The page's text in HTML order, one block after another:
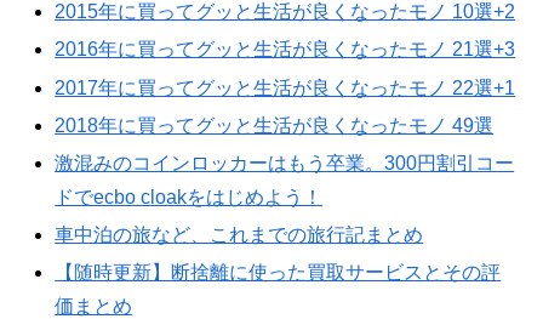
2015年に買ってグッと生活が良くなったモノ 10選+2
2016年に買ってグッと生活が良くなったモノ 21選+3
2017年に買ってグッと生活が良くなったモノ 22選+1
2018年に買ってグッと生活が良くなったモノ 49選
激混みのコインロッカーはもう卒業。300円割引コー
ドでecbo cloakをはじめよう！
車中泊の旅など、これまでの旅行記まとめ
【随時更新】断捨離に使った買取サービスとその評
価まとめ